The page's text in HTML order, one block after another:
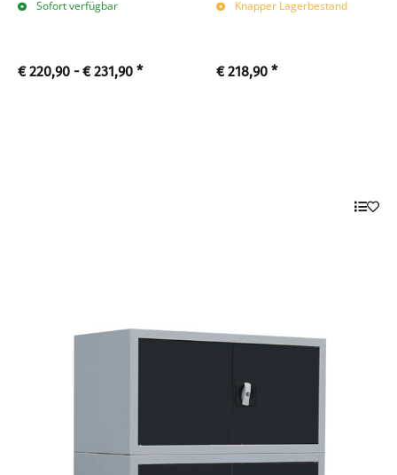
Sofort verfügbar
€ 220,90 -€ 231,90 *
Knapper Lagerbestand
€ 218,90 *